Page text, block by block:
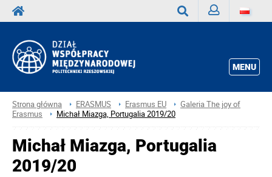
MENU
Strona główna ERASMUS Erasmus EU
Galeria The joy of
Erasmus
Michał Miazga, Portugalia 2019/20
Michał Miazga, Portugalia
2019/20